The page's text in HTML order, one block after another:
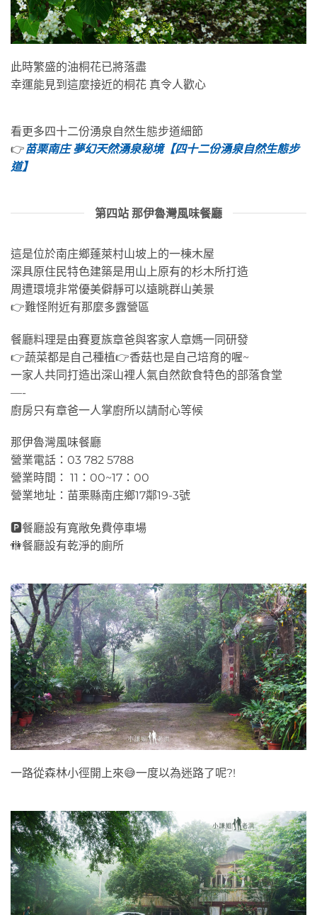
此時繁盛的油桐花已將落盡
幸運能見到這麼接近的桐花 真令人歡心
看更多四十二份湧泉自然生態步道細節
👉苗栗南庄 夢幻天然湧泉秘境【四十二份湧泉自然生態步
道】
第四站 那伊魯灣風味餐廳
這是位於南庄鄉蓬萊村山坡上的一棟木屋
深具原住民特色建築是用山上原有的杉木所打造
周遭環境非常優美僻靜可以遠眺群山美景
👉難怪附近有那麼多露營區
餐廳料理是由賽夏族章爸與客家人章媽一同研發
👉蔬菜都是自己種植👉香菇也是自己培育的喔~
一家人共同打造出深山裡人氣自然飲食特色的部落食堂
—-
廚房只有章爸一人掌廚所以請耐心等候
那伊魯灣風味餐廳
營業電話：03 782 5788
營業時間： 11：00~17：00
營業地址：苗栗縣南庄鄉17鄰19-3號
🅿餐廳設有寬敞免費停車場
🚻餐廳設有乾淨的廁所
一路從森林小徑開上來😅一度以為迷路了呢?!